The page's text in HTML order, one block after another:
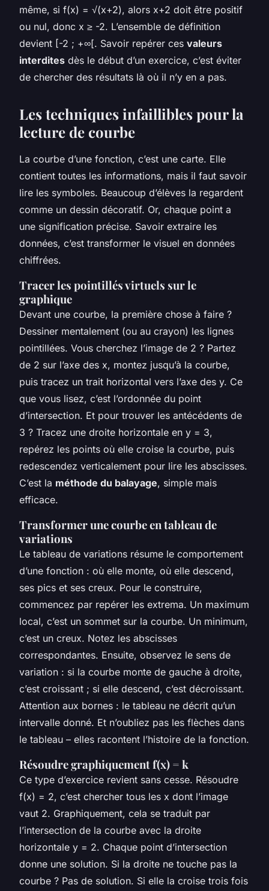
même, si f(x) = √(x+2), alors x+2 doit être positif
ou nul, donc x ≥ -2. L’ensemble de définition
devient [-2 ; +∞[. Savoir repérer ces valeurs
interdites dès le début d’un exercice, c’est éviter
de chercher des résultats là où il n’y en a pas.
Les techniques infaillibles pour la
lecture de courbe
La courbe d’une fonction, c’est une carte. Elle
contient toutes les informations, mais il faut savoir
lire les symboles. Beaucoup d’élèves la regardent
comme un dessin décoratif. Or, chaque point a
une signification précise. Savoir extraire les
données, c’est transformer le visuel en données
chiffrées.
Tracer les pointillés virtuels sur le
graphique
Devant une courbe, la première chose à faire ?
Dessiner mentalement (ou au crayon) les lignes
pointillées. Vous cherchez l’image de 2 ? Partez
de 2 sur l’axe des x, montez jusqu’à la courbe,
puis tracez un trait horizontal vers l’axe des y. Ce
que vous lisez, c’est l’ordonnée du point
d’intersection. Et pour trouver les antécédents de
3 ? Tracez une droite horizontale en y = 3,
repérez les points où elle croise la courbe, puis
redescendez verticalement pour lire les abscisses.
C’est la méthode du balayage, simple mais
efficace.
Transformer une courbe en tableau de
variations
Le tableau de variations résume le comportement
d’une fonction : où elle monte, où elle descend,
ses pics et ses creux. Pour le construire,
commencez par repérer les extrema. Un maximum
local, c’est un sommet sur la courbe. Un minimum,
c’est un creux. Notez les abscisses
correspondantes. Ensuite, observez le sens de
variation : si la courbe monte de gauche à droite,
c’est croissant ; si elle descend, c’est décroissant.
Attention aux bornes : le tableau ne décrit qu’un
intervalle donné. Et n’oubliez pas les flèches dans
le tableau – elles racontent l’histoire de la fonction.
Résoudre graphiquement f(x) = k
Ce type d’exercice revient sans cesse. Résoudre
f(x) = 2, c’est chercher tous les x dont l’image
vaut 2. Graphiquement, cela se traduit par
l’intersection de la courbe avec la droite
horizontale y = 2. Chaque point d’intersection
donne une solution. Si la droite ne touche pas la
courbe ? Pas de solution. Si elle la croise trois fois